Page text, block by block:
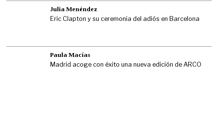
Julia Menéndez
Eric Clapton y su ceremonia del adiós en Barcelona
Paula Macías
Madrid acoge con éxito una nueva edición de ARCO